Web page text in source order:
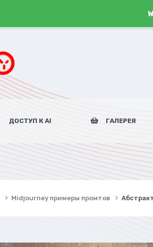
ДОСТУП К AI ГАЛЕРЕЯ
Midjourney примеры промтов